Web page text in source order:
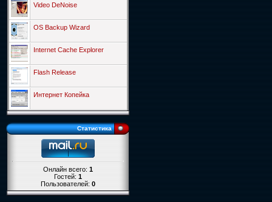
Video DeNoise
OS Backup Wizard
Internet Cache Explorer
Flash Release
Интернет Копейка
Статистика
Онлайн всего:1
Гостей:1
Пользователей:0